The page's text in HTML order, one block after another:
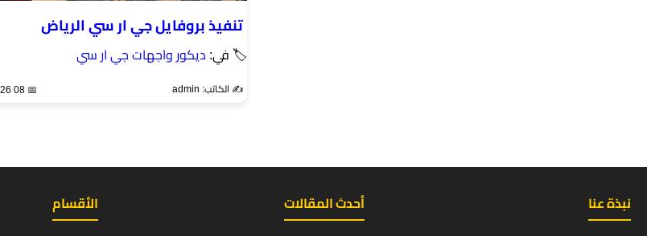
تنفيذ بروفايل جي ار سي الرياض
🏷 في: ديكور واجهات جي ار سي
✍️ الكاتب: admin 📅 08 Mar 2026
نبذة عنا أحدث المقالات الأقسام